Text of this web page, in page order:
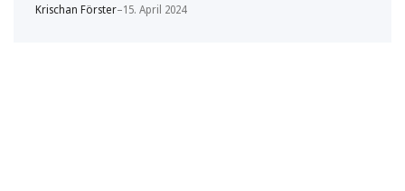
Krischan Förster–15. April 2024